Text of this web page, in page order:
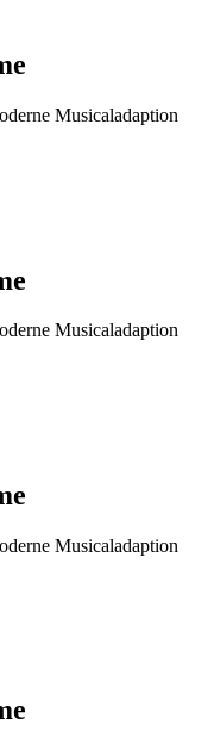
Musicaladaption
Musicaladaption
Musicaladaption